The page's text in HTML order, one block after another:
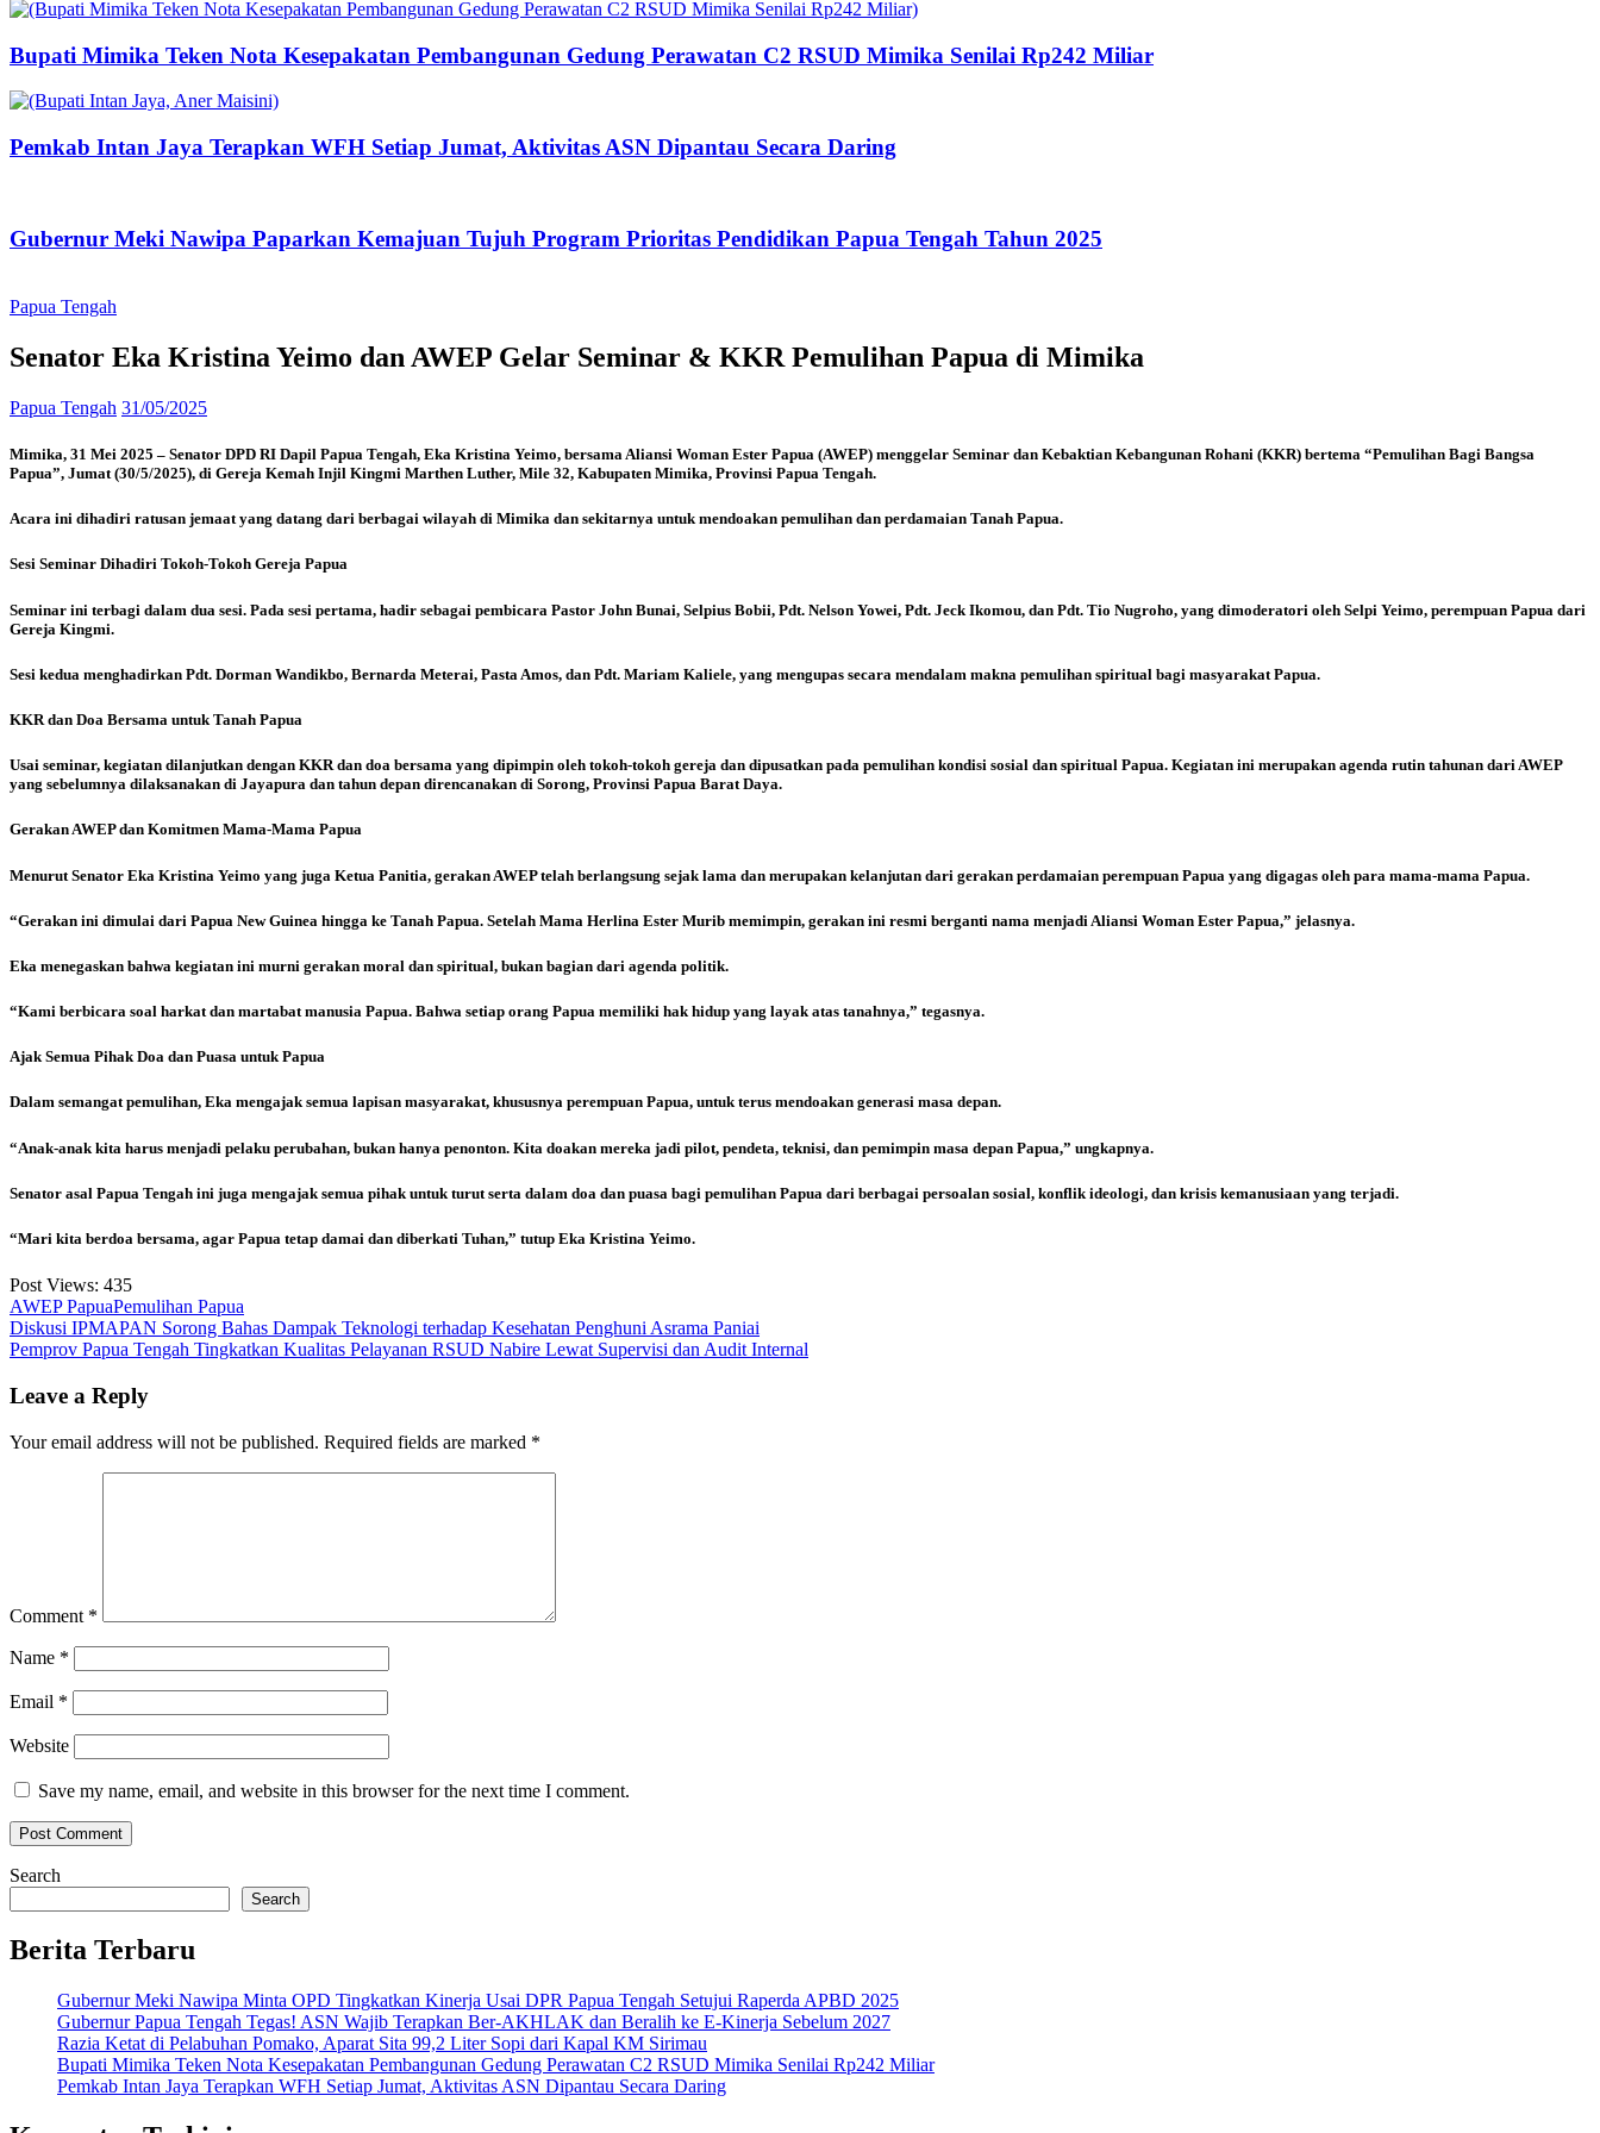
Bupati Mimika Teken Nota Kesepakatan Pembangunan Gedung Perawatan C2 RSUD Mimika Senilai Rp242 Miliar
Pemkab Intan Jaya Terapkan WFH Setiap Jumat, Aktivitas ASN Dipantau Secara Daring
Gubernur Meki Nawipa Paparkan Kemajuan Tujuh Program Prioritas Pendidikan Papua Tengah Tahun 2025
Papua Tengah
Senator Eka Kristina Yeimo dan AWEP Gelar Seminar & KKR Pemulihan Papua di Mimika
Papua Tengah 31/05/2025
Mimika, 31 Mei 2025 – Senator DPD RI Dapil Papua Tengah, Eka Kristina Yeimo, bersama Aliansi Woman Ester Papua (AWEP) menggelar Seminar dan Kebaktian Kebangunan Rohani (KKR) bertema “Pemulihan Bagi Bangsa
Papua”, Jumat (30/5/2025), di Gereja Kemah Injil Kingmi Marthen Luther, Mile 32, Kabupaten Mimika, Provinsi Papua Tengah.
Acara ini dihadiri ratusan jemaat yang datang dari berbagai wilayah di Mimika dan sekitarnya untuk mendoakan pemulihan dan perdamaian Tanah Papua.
Sesi Seminar Dihadiri Tokoh-Tokoh Gereja Papua
Seminar ini terbagi dalam dua sesi. Pada sesi pertama, hadir sebagai pembicara Pastor John Bunai, Selpius Bobii, Pdt. Nelson Yowei, Pdt. Jeck Ikomou, dan Pdt. Tio Nugroho, yang dimoderatori oleh Selpi Yeimo, perempuan Papua dari
Gereja Kingmi.
Sesi kedua menghadirkan Pdt. Dorman Wandikbo, Bernarda Meterai, Pasta Amos, dan Pdt. Mariam Kaliele, yang mengupas secara mendalam makna pemulihan spiritual bagi masyarakat Papua.
KKR dan Doa Bersama untuk Tanah Papua
Usai seminar, kegiatan dilanjutkan dengan KKR dan doa bersama yang dipimpin oleh tokoh-tokoh gereja dan dipusatkan pada pemulihan kondisi sosial dan spiritual Papua. Kegiatan ini merupakan agenda rutin tahunan dari AWEP
yang sebelumnya dilaksanakan di Jayapura dan tahun depan direncanakan di Sorong, Provinsi Papua Barat Daya.
Gerakan AWEP dan Komitmen Mama-Mama Papua
Menurut Senator Eka Kristina Yeimo yang juga Ketua Panitia, gerakan AWEP telah berlangsung sejak lama dan merupakan kelanjutan dari gerakan perdamaian perempuan Papua yang digagas oleh para mama-mama Papua.
“Gerakan ini dimulai dari Papua New Guinea hingga ke Tanah Papua. Setelah Mama Herlina Ester Murib memimpin, gerakan ini resmi berganti nama menjadi Aliansi Woman Ester Papua,” jelasnya.
Eka menegaskan bahwa kegiatan ini murni gerakan moral dan spiritual, bukan bagian dari agenda politik.
“Kami berbicara soal harkat dan martabat manusia Papua. Bahwa setiap orang Papua memiliki hak hidup yang layak atas tanahnya,” tegasnya.
Ajak Semua Pihak Doa dan Puasa untuk Papua
Dalam semangat pemulihan, Eka mengajak semua lapisan masyarakat, khususnya perempuan Papua, untuk terus mendoakan generasi masa depan.
“Anak-anak kita harus menjadi pelaku perubahan, bukan hanya penonton. Kita doakan mereka jadi pilot, pendeta, teknisi, dan pemimpin masa depan Papua,” ungkapnya.
Senator asal Papua Tengah ini juga mengajak semua pihak untuk turut serta dalam doa dan puasa bagi pemulihan Papua dari berbagai persoalan sosial, konflik ideologi, dan krisis kemanusiaan yang terjadi.
“Mari kita berdoa bersama, agar Papua tetap damai dan diberkati Tuhan,” tutup Eka Kristina Yeimo.
Post Views: 435
AWEP PapuaPemulihan Papua
Post
navigation
Diskusi IPMAPAN Sorong Bahas Dampak Teknologi terhadap Kesehatan Penghuni Asrama Paniai
Pemprov Papua Tengah Tingkatkan Kualitas Pelayanan RSUD Nabire Lewat Supervisi dan Audit Internal
Leave a Reply
Your email address will not be published. Required fields are marked *
Comment *
Name *
Email *
Website
Save my name, email, and website in this browser for the next time I comment.
Search
Search
Berita Terbaru
Gubernur Meki Nawipa Minta OPD Tingkatkan Kinerja Usai DPR Papua Tengah Setujui Raperda APBD 2025
Gubernur Papua Tengah Tegas! ASN Wajib Terapkan Ber-AKHLAK dan Beralih ke E-Kinerja Sebelum 2027
Razia Ketat di Pelabuhan Pomako, Aparat Sita 99,2 Liter Sopi dari Kapal KM Sirimau
Bupati Mimika Teken Nota Kesepakatan Pembangunan Gedung Perawatan C2 RSUD Mimika Senilai Rp242 Miliar
Pemkab Intan Jaya Terapkan WFH Setiap Jumat, Aktivitas ASN Dipantau Secara Daring